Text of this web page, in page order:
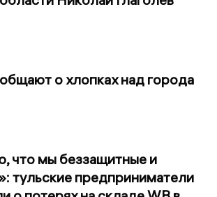
о хлопках над города
что мы беззащитные и
тульские предприниматели